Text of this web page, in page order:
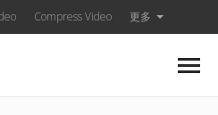
Compress Video 更多